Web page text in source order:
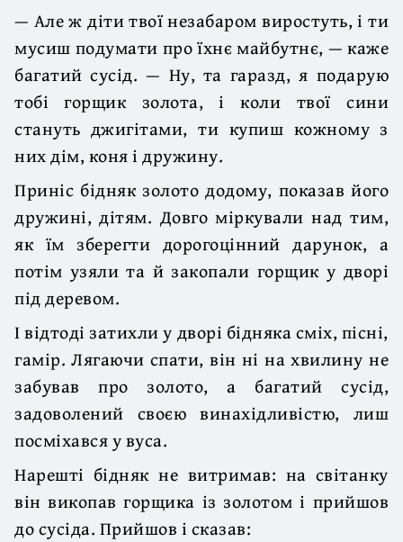
— Але ж діти твої незабаром виростуть, і ти
мусиш подумати про їхнє майбутнє, — каже
багатий сусід. — Ну, та гаразд, я подарую
тобі горщик золота, і коли твої сини
стануть джигітами, ти купиш кожному з
них дім, коня і дружину.
Приніс бідняк золото додому, показав його
дружині, дітям. Довго міркували над тим,
як їм зберегти дорогоцінний дарунок, а
потім узяли та й закопали горщик у дворі
під деревом.
І відтоді затихли у дворі бідняка сміх, пісні,
гамір. Лягаючи спати, він ні на хвилину не
забував про золото, а багатий сусід,
задоволений своєю винахідливістю, лиш
посміхався у вуса.
Нарешті бідняк не витримав: на світанку
він викопав горщика із золотом і прийшов
до сусіда. Прийшов і сказав: